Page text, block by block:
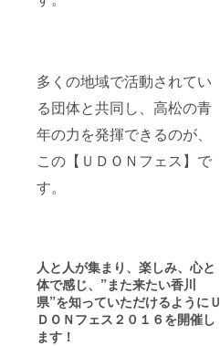
多くの地域で活動されてい
る団体と共同し、高松の青
年の力を発揮できるのが、
この【ＵＤＯＮフェス】で
す。
人と人が集まり、楽しみ、心と
体で感じ、”また来たい香川
県”を知っていただけるように Ｕ
ＤＯＮフェス２０１６を開催し
ます！